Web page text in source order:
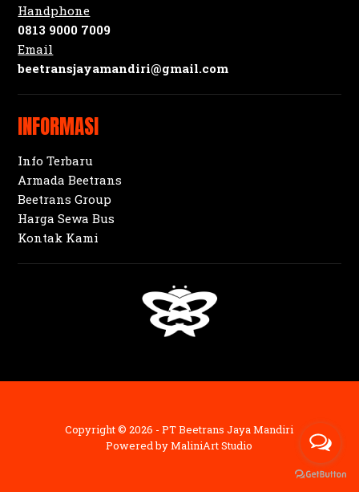
Handphone
0813 9000 7009
Email
beetransjayamandiri@gmail.com
INFORMASI
Info Terbaru
Armada Beetrans
Beetrans Group
Harga Sewa Bus
Kontak Kami
Copyright © 2026 - PT Beetrans Jaya Mandiri
Powered byMaliniArt Studio